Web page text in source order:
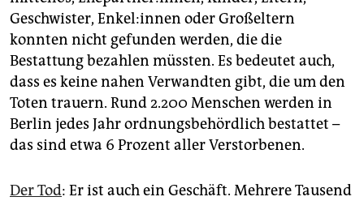
Geschwister, Enkel:innen oder Großeltern
konnten nicht gefunden werden, die die
Bestattung bezahlen müssten. Es bedeutet auch,
dass es keine nahen Verwandten gibt, die um den
Toten trauern. Rund 2.200 Menschen werden in
Berlin jedes Jahr ordnungsbehördlich bestattet –
das sind etwa 6 Prozent aller Verstorbenen.
Der Tod: Er ist auch ein Geschäft. Mehrere Tausend